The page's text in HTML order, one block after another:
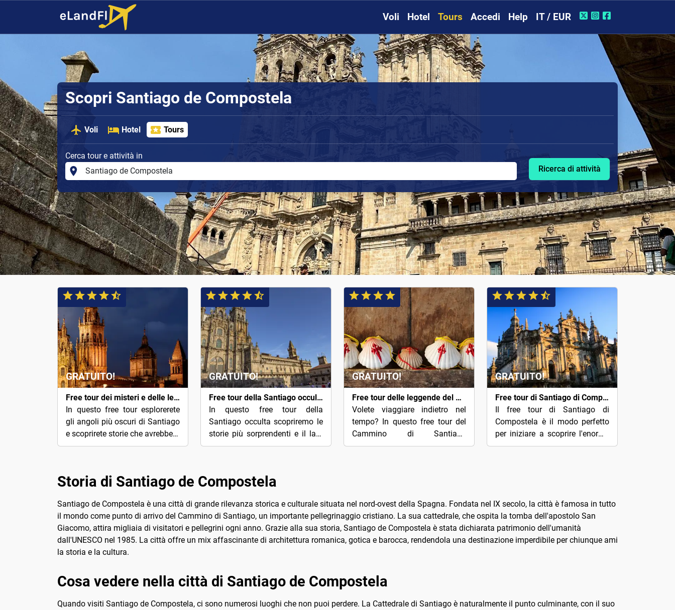
Voli Hotel Tours Accedi Help IT / EUR
Scopri Santiago de Compostela
Voli Hotel Tours
Cerca tour e attività in
Ricerca di attività
GRATUITO!
Free tour dei misteri e delle leggende di Santiago
In questo free tour esplorerete
gli angoli più oscuri di Santiago
e scoprirete storie che avrebbero
fatto tornare indietro più di un
GRATUITO!
Free tour della Santiago occulta
In questo free tour della
Santiago occulta scopriremo le
storie più sorprendenti e il lato
più oscuro del capoluogo
GRATUITO!
Free tour delle leggende del Cammino di Santiago e dei Templari
Volete viaggiare indietro nel
tempo? In questo free tour del
Cammino di Santiago
conosceremo l'eredità dei
GRATUITO!
Free tour di Santiago di Compostela
Il free tour di Santiago di
Compostela è il modo perfetto
per iniziare a scoprire l'enorme
patrimonio monumentale di
Storia di Santiago de Compostela
Santiago de Compostela è una città di grande rilevanza storica e culturale situata nel nord-ovest della Spagna. Fondata nel IX secolo, la città è famosa in tutto
il mondo come punto di arrivo del Cammino di Santiago, un importante pellegrinaggio cristiano. La sua cattedrale, che ospita la tomba dell'apostolo San
Giacomo, attira migliaia di visitatori e pellegrini ogni anno. Grazie alla sua storia, Santiago de Compostela è stata dichiarata patrimonio dell'umanità
dall'UNESCO nel 1985. La città offre un mix affascinante di architettura romanica, gotica e barocca, rendendola una destinazione imperdibile per chiunque ami
la storia e la cultura.
Cosa vedere nella città di Santiago de Compostela
Quando visiti Santiago de Compostela, ci sono numerosi luoghi che non puoi perdere. La Cattedrale di Santiago è naturalmente il punto culminante, con il suo